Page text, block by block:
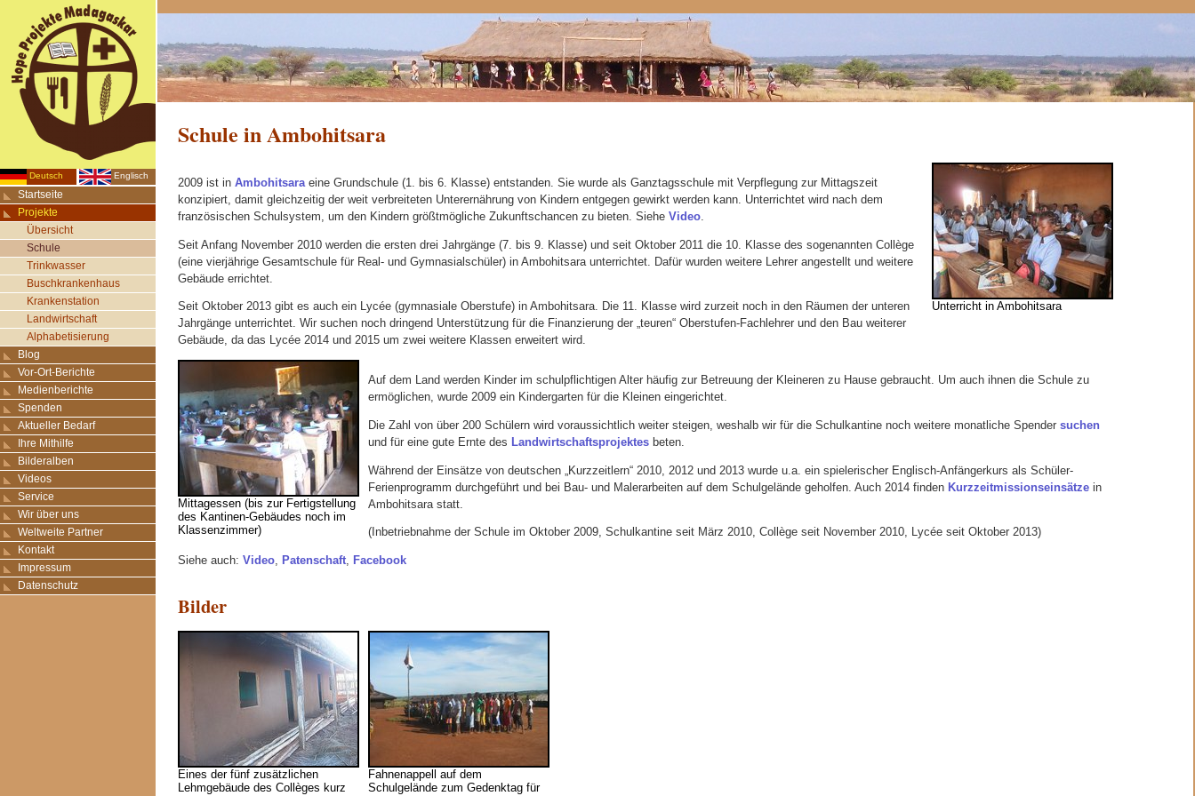
Deutsch Englisch
Startseite
Projekte
Übersicht
Schule
Trinkwasser
Buschkrankenhaus
Krankenstation
Landwirtschaft
Alphabetisierung
Blog
Vor-Ort-Berichte
Medienberichte
Spenden
Aktueller Bedarf
Ihre Mithilfe
Bilderalben
Videos
Service
Wir über uns
Weltweite Partner
Kontakt
Impressum
Datenschutz
Schule in Ambohitsara
Unterricht in Ambohitsara
2009 ist in Ambohitsara eine Grundschule (1. bis 6. Klasse) entstanden. Sie wurde als Ganztagsschule mit Verpflegung zur Mittagszeit
konzipiert, damit gleichzeitig der weit verbreiteten Unterernährung von Kindern entgegen gewirkt werden kann. Unterrichtet wird nach dem
französischen Schulsystem, um den Kindern größtmögliche Zukunftschancen zu bieten. Siehe Video
Seit Anfang November 2010 werden die ersten drei Jahrgänge (7. bis 9. Klasse) und seit Oktober 2011 die 10. Klasse des sogenannten Collège
(eine vierjährige Gesamtschule für Real- und Gymnasialschüler) in Ambohitsara unterrichtet. Dafür wurden weitere Lehrer angestellt und weitere
Gebäude errichtet.
Seit Oktober 2013 gibt es auch ein Lycée (gymnasiale Oberstufe) in Ambohitsara. Die 11. Klasse wird zurzeit noch in den Räumen der unteren
Jahrgänge unterrichtet. Wir suchen noch dringend Unterstützung für die Finanzierung der „teuren“ Oberstufen-Fachlehrer und den Bau weiterer
Gebäude, da das Lycée 2014 und 2015 um zwei weitere Klassen erweitert wird.
Mittagessen (bis zur Fertigstellung
des Kantinen-Gebäudes noch im
Klassenzimmer)
Auf dem Land werden Kinder im schulpflichtigen Alter häufig zur Betreuung der Kleineren zu Hause gebraucht. Um auch ihnen die Schule zu
ermöglichen, wurde 2009 ein Kindergarten für die Kleinen eingerichtet.
Die Zahl von über 200 Schülern wird voraussichtlich weiter steigen, weshalb wir für die Schulkantine noch weitere monatliche Spender suchen
und für eine gute Ernte des Landwirtschaftsprojektes beten.
Während der Einsätze von deutschen „Kurzzeitlern“ 2010, 2012 und 2013 wurde u.a. ein spielerischer Englisch-Anfängerkurs als Schüler-
Ferienprogramm durchgeführt und bei Bau- und Malerarbeiten auf dem Schulgelände geholfen. Auch 2014 finden Kurzzeitmissionseinsätze in
Ambohitsara statt.
(Inbetriebnahme der Schule im Oktober 2009, Schulkantine seit März 2010, Collège seit November 2010, Lycée seit Oktober 2013)
Siehe auch: Video, Patenschaft, Facebook
Bilder
Eines der fünf zusätzlichen
Lehmgebäude des Collèges kurz
Fahnenappell auf dem
Schulgelände zum Gedenktag für